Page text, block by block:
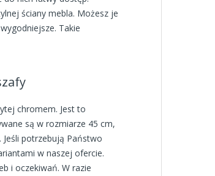
ściany mebla. Możesz je
Takie
chromem. Jest to
są w rozmiarze 45 cm,
potrzebują Państwo
w naszej ofercie.
i oczekiwań. W razie